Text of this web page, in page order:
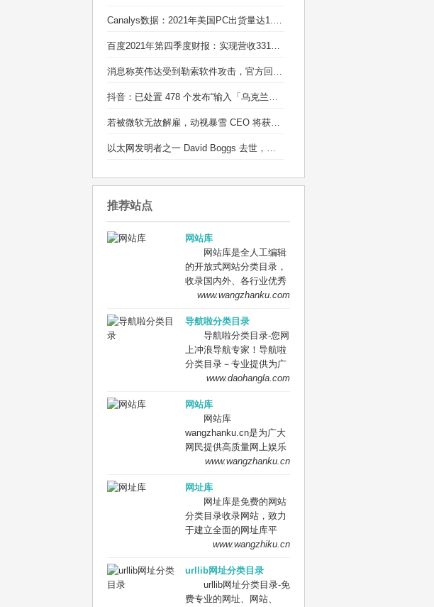
Canalys数据：2021年美国PC出货量达1.35亿台
百度2021年第四季度财报：实现营收331亿元
消息称英伟达受到勒索软件攻击，官方回应：正在调查
抖音：已处置 478 个发布“输入「乌克兰」有爆炸特效”等不实信息的违规账号
若被微软无故解雇，动视暴雪 CEO 将获得近 1 亿元离职补偿
以太网发明者之一 David Boggs 去世，享年 71 岁：他的成果造福了全球用户
推荐站点
网站库
网站库是全人工编辑
的开放式网站分类目录，
收录国内外、各行业优秀
网站，旨在为用户提供更
索、优秀网站参考、网站
推广服务、网站黄页、网
上娱乐冲浪导航网站。
www.wangzhanku.com
导航啦分类目录
导航啦分类目录-您网
上冲浪导航专家！导航啦
分类目录－专业提供为广
大站长收录的开放式网站
外、各行业优秀正规网站,
全人工编辑收录，为百
度、谷歌、有道、搜狗、
必应等搜索引擎提供索引
参考, 同时也是站长推广
台。
www.daohangla.com
网站库
网站库
wangzhanku.cn是为广大
网民提供高质量网上娱乐
冲浪导航网站，汇聚众多
等网站让广大网民轻松畅
游互联网，同时面向广大
互联网站长提供免费的网
址收录、免费网站收录、
免费外链平台。
www.wangzhanku.cn
网址库
网址库是免费的网站
分类目录收录网站，致力
于建立全面的网址库平
台：免费收录网站、网
秀的网站网址,让你轻松畅
游互联网，找到您想要的
网站、信息资源；加入网
www.wangzhiku.cn
urllib网址分类目录
urllib网址分类目录-免
费专业的网址、网站、